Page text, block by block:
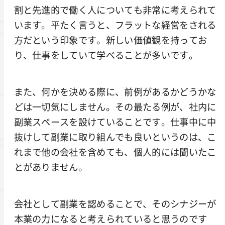
割と先進的で働く人についても非常に考えられて
います。平たく言うと、フラットな経営をされる
方だという印象です。新しい価値観を持ってお
り、仕事をしていて学べることが多いです。
また、何かを決める際に、前例があるかどうかな
どは一切気にしません。その最たる例が、社内に
副業スペースを設けていることです。仕事中に中
抜けして副業に取り組んでも良いというのは、こ
れまで他の会社を含めても、個人的には聞いたこ
とがありません。
会社として副業を認めることで、そのシナジーが
本業の力になると考えられていると思うのです